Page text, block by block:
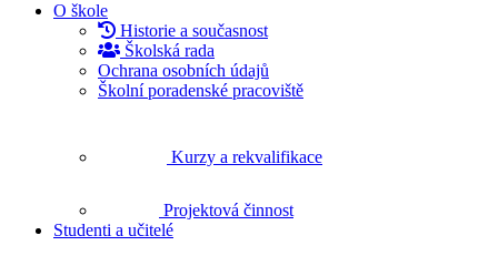
O škole
Historie a současnost
Školská rada
Ochrana osobních údajů
Školní poradenské pracoviště
Kurzy a rekvalifikace
Projektová činnost
Studenti a učitelé